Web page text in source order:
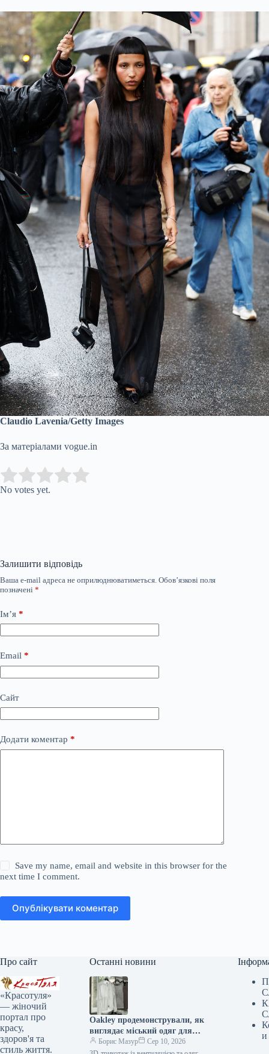
Claudio Lavenia/Getty Images
За матеріалами vogue.in
Rate this item:
No votes yet.
Залишити відповідь
Ваша e-mail адреса не оприлюднюватиметься. Обов’язкові поля
позначені *
Ім’я *
Email *
Сайт
Додати коментар *
Save my name, email and website in this browser for the
next time I comment.
Опублікувати коментар
Про сайт
«Красотуля»
— жіночий
портал про
красу,
здоров'я та
стиль життя.
Останні новини
Oakley продемонстрували, як
виглядає міський одяг для
змінної погоди
Борис Мазур
Сер 10, 2026
и